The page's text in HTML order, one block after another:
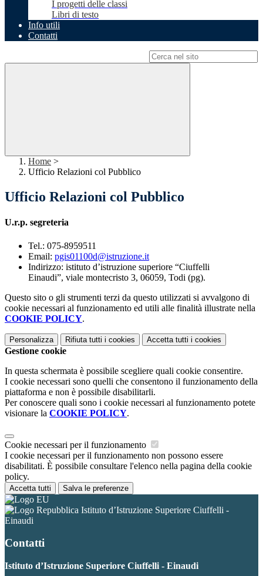
I progetti delle classi
Libri di testo
Info utili
Contatti
Home >
Ufficio Relazioni col Pubblico
Ufficio Relazioni col Pubblico
U.r.p. segreteria
Tel.: 075-8959511
Email: pgis01100d@istruzione.it
Indirizzo: istituto d’istruzione superiore “Ciuffelli
Einaudi”, viale montecristo 3, 06059, Todi (pg).
Questo sito o gli strumenti terzi da questo utilizzati si avvalgono di
cookie necessari al funzionamento ed utili alle finalità illustrate nella
COOKIE POLICY.
Personalizza Rifiuta tutti i cookies Accetta tutti i cookies
Gestione cookie
In questa schermata è possibile scegliere quali cookie consentire.
I cookie necessari sono quelli che consentono il funzionamento della
piattaforma e non è possibile disabilitarli.
Per conoscere quali sono i cookie necessari al funzionamento potete
visionare la COOKIE POLICY.
Cookie necessari per il funzionamento
I cookie necessari per il funzionamento non possono essere
disabilitati. È possibile consultare l'elenco nella pagina della cookie
policy.
Accetta tutti Salva le preferenze
Istituto d’Istruzione Superiore Ciuffelli -
Einaudi
Contatti
Istituto d’Istruzione Superiore Ciuffelli - Einaudi